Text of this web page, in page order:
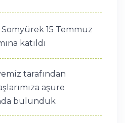
Somyürek 15 Temmuz
katıldı
tarafından
aşure
bulunduk